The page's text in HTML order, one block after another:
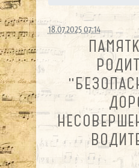
18.07.2025 07:14